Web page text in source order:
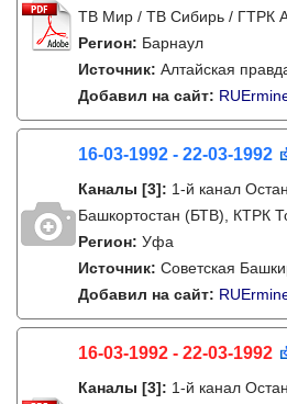
ТВ Мир / ТВ Сибирь / ГТРК
Регион: Барнаул
Источник: Алтайская
Добавил на сайт:
16-03-1992 - 22-03-1992
Каналы [3]: 1-й канал
Башкортостан (БТВ), КТРК
Регион: Уфа
Источник: Советская
Добавил на сайт:
16-03-1992 - 22-03-1992
Каналы [3]: 1-й канал